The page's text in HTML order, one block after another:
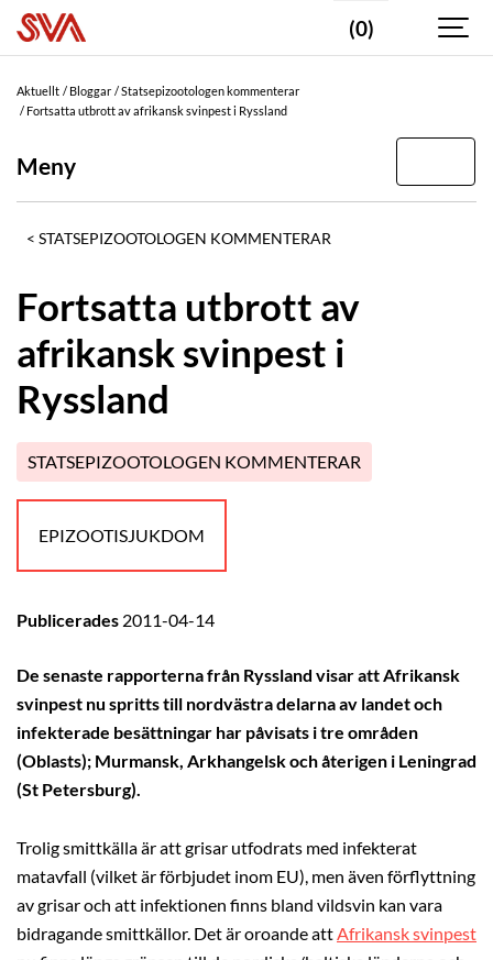
(0)
Aktuellt Bloggar
Statsepizootologen kommenterar
Fortsatta utbrott av afrikansk svinpest i Ryssland
Meny
STATSEPIZOOTOLOGEN KOMMENTERAR
Fortsatta utbrott av
afrikansk svinpest i
Ryssland
STATSEPIZOOTOLOGEN KOMMENTERAR
EPIZOOTISJUKDOM
Publicerades 2011-04-14
De senaste rapporterna från Ryssland visar att Afrikansk
svinpest nu spritts till nordvästra delarna av landet och
infekterade besättningar har påvisats i tre områden
(Oblasts); Murmansk, Arkhangelsk och återigen i Leningrad
(St Petersburg).
Trolig smittkälla är att grisar utfodrats med infekterat
matavfall (vilket är förbjudet inom EU), men även förflyttning
av grisar och att infektionen finns bland vildsvin kan vara
bidragande smittkällor. Det är oroande attAfrikansk svinpest